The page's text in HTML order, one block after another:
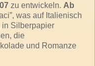
zu entwickeln. Ab
was auf Italienisch
in Silberpapier
die
und Romanze